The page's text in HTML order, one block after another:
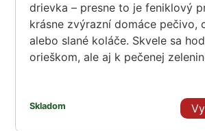
drievka – presne to je feniklový
krásne zvýrazní domáce pečivo,
alebo slané koláče. Skvele sa
orieškom, ale aj k pečenej
Skladom